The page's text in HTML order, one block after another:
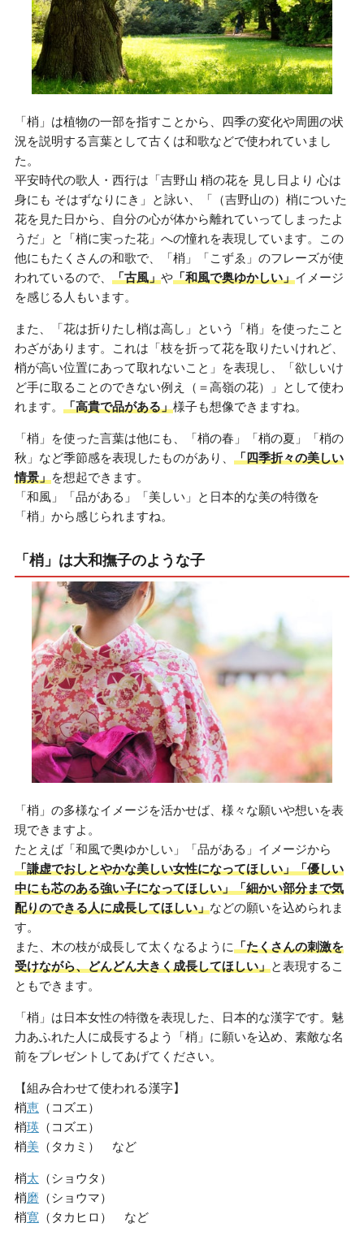
「梢」は植物の一部を指すことから、四季の変化や周囲の状
況を説明する言葉として古くは和歌などで使われていまし
た。
平安時代の歌人・西行は「吉野山 梢の花を 見し日より 心は
身にも そはずなりにき」と詠い、「（吉野山の）梢についた
花を見た日から、自分の心が体から離れていってしまったよ
うだ」と「梢に実った花」への憧れを表現しています。この
他にもたくさんの和歌で、「梢」「こずゑ」のフレーズが使
われているので、 「古風」や「和風で奥ゆかしい」イメージ
を感じる人もいます。
また、「花は折りたし梢は高し」という「梢」を使ったこと
わざがあります。これは「枝を折って花を取りたいけれど、
梢が高い位置にあって取れないこと」を表現し、「欲しいけ
ど手に取ることのできない例え（＝高嶺の花）」として使わ
れます。 「高貴で品がある」様子も想像できますね。
「梢」を使った言葉は他にも、「梢の春」「梢の夏」「梢の
秋」など季節感を表現したものがあり、 「四季折々の美しい
情景」を想起できます。
「和風」「品がある」「美しい」と日本的な美の特徴を
「梢」から感じられますね。
「梢」は大和撫子のような子
「梢」の多様なイメージを活かせば、様々な願いや想いを表
現できますよ。
たとえば「和風で奥ゆかしい」「品がある」イメージから
「謙虚でおしとやかな美しい女性になってほしい」「優しい
中にも芯のある強い子になってほしい」「細かい部分まで気
配りのできる人に成長してほしい」などの願いを込められま
す。
また、木の枝が成長して太くなるように「たくさんの刺激を
受けながら、どんどん大きく成長してほしい」と表現するこ
ともできます。
「梢」は日本女性の特徴を表現した、日本的な漢字です。魅
力あふれた人に成長するよう「梢」に願いを込め、素敵な名
前をプレゼントしてあげてください。
【組み合わせて使われる漢字】
梢恵（コズエ）
梢瑛（コズエ）
梢美 （タカミ） など
梢太 （ショウタ）
梢磨 （ショウマ）
梢寛 （タカヒロ） など